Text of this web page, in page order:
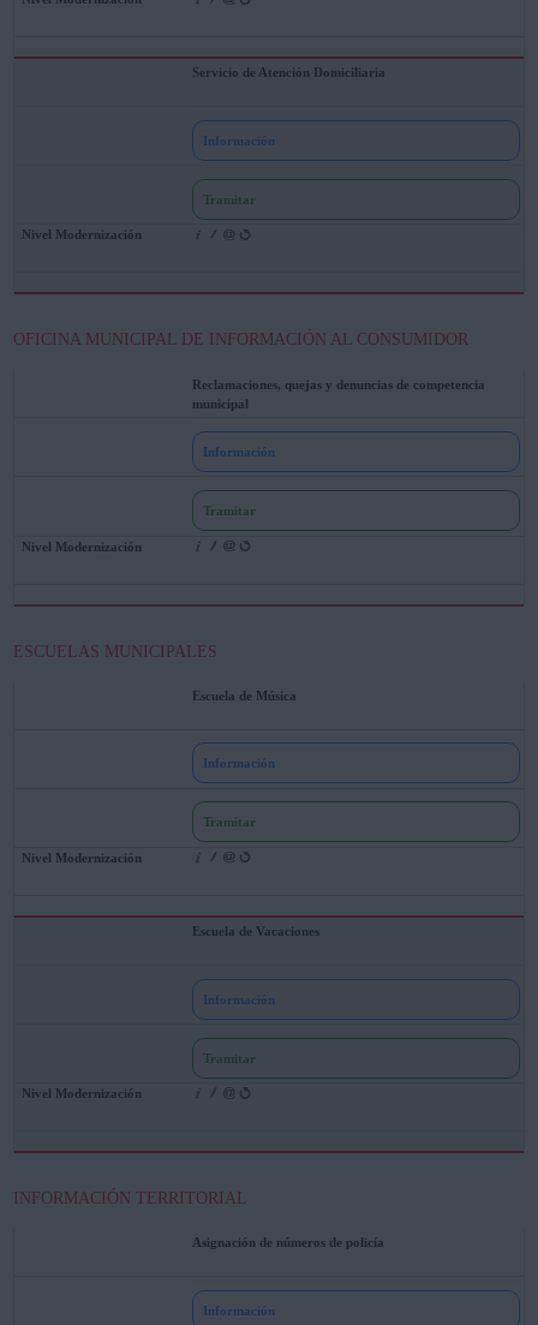
Servicio de Atención Domiciliaria
Información
Tramitar
OFICINA MUNICIPAL DE INFORMACIÓN AL CONSUMIDOR
Reclamaciones, quejas y denuncias de competencia
municipal
Información
Tramitar
ESCUELAS MUNICIPALES
Escuela de Música
Información
Tramitar
Escuela de Vacaciones
Información
Tramitar
INFORMACIÓN TERRITORIAL
Asignación de números de policía
Información